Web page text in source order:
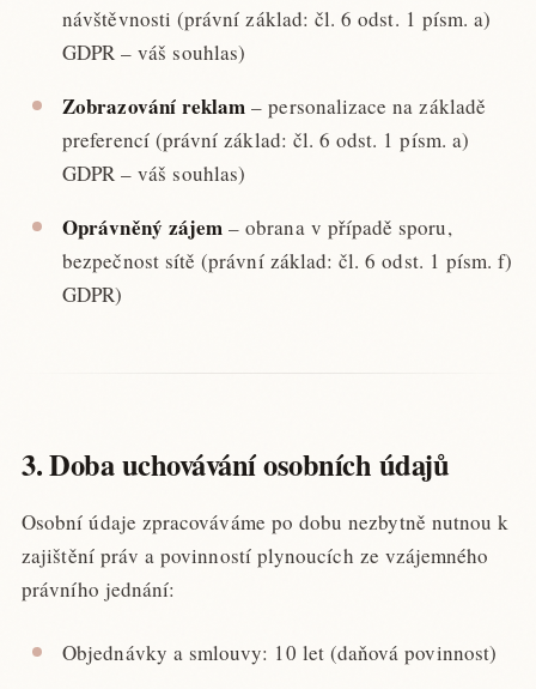
návštěvnosti (právní základ: čl. 6 odst. 1 písm. a)
GDPR – váš souhlas)
Zobrazování reklam – personalizace na základě
preferencí (právní základ: čl. 6 odst. 1 písm. a)
GDPR – váš souhlas)
Oprávněný zájem – obrana v případě sporu,
bezpečnost sítě (právní základ: čl. 6 odst. 1 písm. f)
GDPR)
3. Doba uchovávání osobních údajů
Osobní údaje zpracováváme po dobu nezbytně nutnou k
zajištění práv a povinností plynoucích ze vzájemného
právního jednání:
Objednávky a smlouvy: 10 let (daňová povinnost)